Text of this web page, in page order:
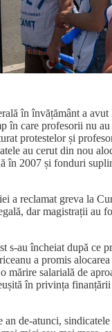
în învățământ a
în care profesorii nu
protestelor și
au cerut din nou
în 2007 și fonduri
a reclamat greva la
dar magistrații au
s-au încheiat după ce
a promis
mărire salarială de
în privința finanțării
an de-atunci,